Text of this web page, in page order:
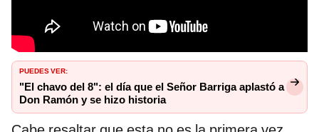
PUEDES VER:
"El chavo del 8": el día que el Señor Barriga aplastó a
Don Ramón y se hizo historia